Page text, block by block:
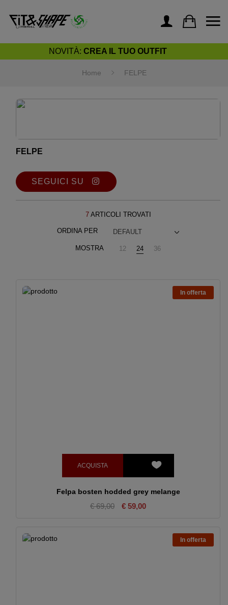
NOVITÀ: CREA IL TUO OUTFIT
Home FELPE
FELPE
SEGUICI SU
7ARTICOLI TROVATI
ORDINA PER DEFAULT
MOSTRA 12 24 36
In offerta
ACQUISTA
Felpa bosten hodded grey melange
€ 69,00 € 59,00
In offerta